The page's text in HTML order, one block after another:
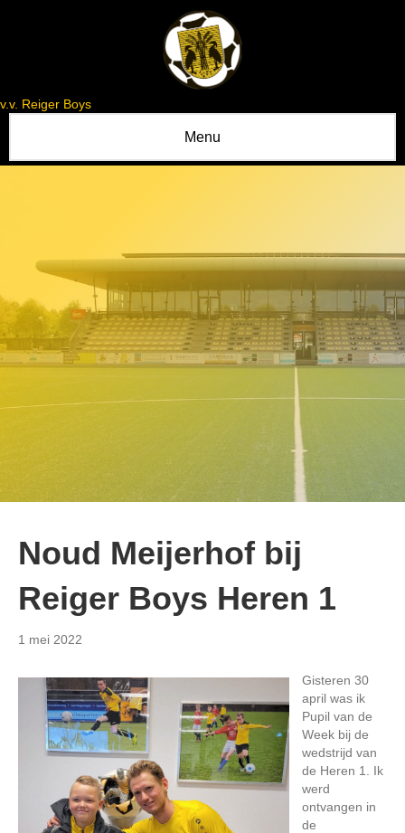
v.v. Reiger Boys
Menu
Noud Meijerhof bij
Reiger Boys Heren 1
1 mei 2022
Gisteren 30
april was ik
Pupil van de
Week bij de
wedstrijd van
de Heren 1. Ik
werd
ontvangen in
de